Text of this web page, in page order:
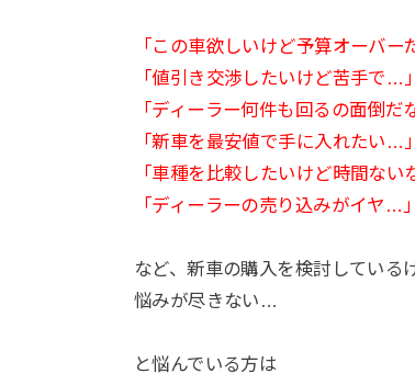
「この車欲しいけど予算オーバー
「値引き交渉したいけど苦手で…」
「ディーラー何件も回るの面倒だ
「新車を最安値で手に入れたい…」
「車種を比較したいけど時間ない
「ディーラーの売り込みがイヤ…」
など、新車の購入を検討している
悩みが尽きない…
と悩んでいる方は